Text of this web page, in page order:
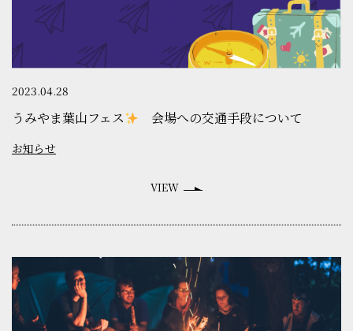
ご入会はこちら
星山カレンダー（googleカレンダー）
よくある質問
2023.04.28
うみやま葉山フェス 会場への交通手段について
お知らせ
VIEW